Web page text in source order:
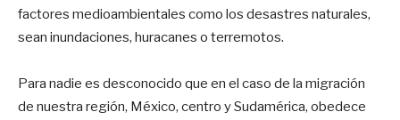
factores medioambientales como los desastres naturales,
sean inundaciones, huracanes o terremotos.
Para nadie es desconocido que en el caso de la migración
de nuestra región, México, centro y Sudamérica, obedece